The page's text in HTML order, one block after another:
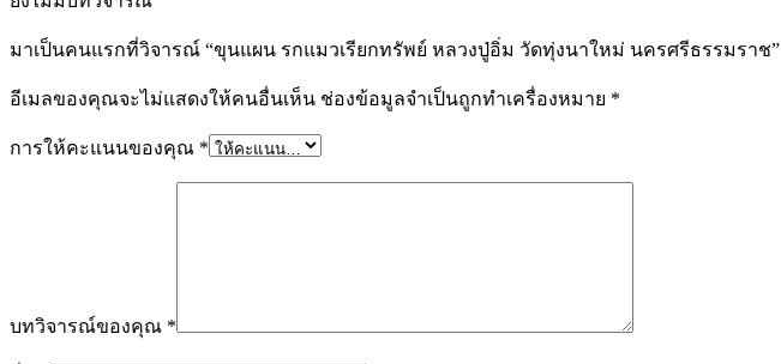
มาเป็นคนแรกที่วิจารณ์ “ขุนแผน รกแมวเรียกทรัพย์ หลวงปู่อิ่ม วัดทุ่งนาใหม่ นครศรีธรรมราช”
อีเมลของคุณจะไม่แสดงให้คนอื่นเห็น ช่องข้อมูลจำเป็นถูกทำเครื่องหมาย *
การให้คะแนนของคุณ *
บทวิจารณ์ของคุณ *